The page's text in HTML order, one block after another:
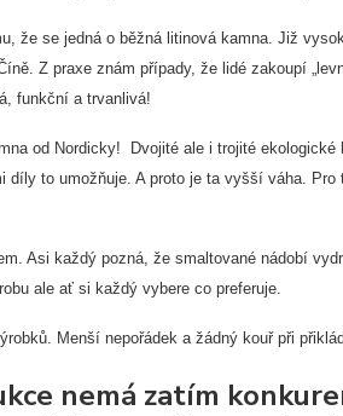
že se jedná o běžná litinová kamna. Již
Z praxe znám případy, že lidé zakoupí
funkční a trvanlivá!
od Nordicky! Dvojité ale i trojité
díly to umožňuje. A proto je ta vyšší váha.
Asi každý pozná, že smaltované nádobí
ale ať si každý vybere co preferuje.
Menší nepořádek a žádný kouř při
nemá zatím